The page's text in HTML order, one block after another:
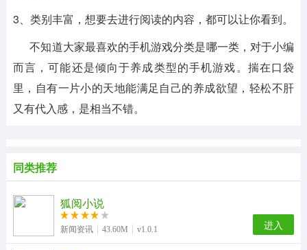
3、类别丰富，想要去进行阅读的内容，都可以让你看到。
不知道大家最喜欢的手机游戏分类是哪一类，对于小编
而言，可能还是倾向于养成类型的手机游戏。揣在口袋
里，自有一片小的天地能满足自己的养成欲望，轻松不肝
又有代入感，是相当不错。
同类推荐
狐阅小说
新闻资讯 43.60M v1.0.1 进入